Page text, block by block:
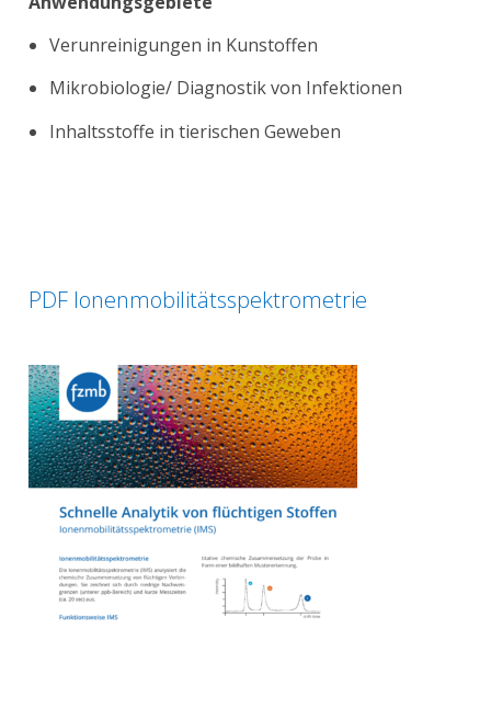
Verunreinigungen in Kunstoffen
Mikrobiologie/ Diagnostik von Infektionen
Inhaltsstoffe in tierischen Geweben
PDF Ionenmobilitätsspektrometrie